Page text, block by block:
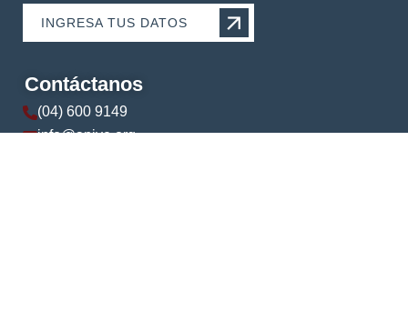
INGRESA TUS DATOS
Contáctanos
(04) 600 9149
info@apive.org